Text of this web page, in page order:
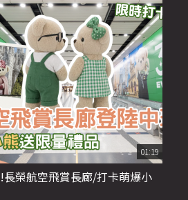
01:19
榮航空飛賞長廊/打卡萌爆小